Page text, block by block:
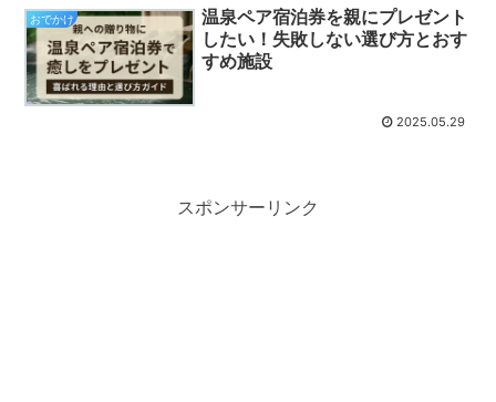
おでかけ
温泉ペア宿泊券を親にプレゼント
したい！失敗しない選び方とおす
すめ施設
2025.05.29
スポンサーリンク